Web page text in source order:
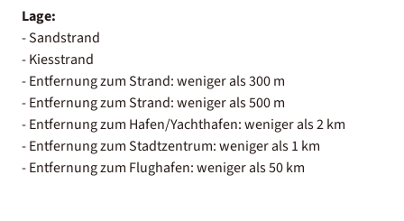
Lage:
- Sandstrand
- Kiesstrand
- Entfernung zum Strand: weniger als 300 m
- Entfernung zum Strand: weniger als 500 m
- Entfernung zum Hafen/Yachthafen: weniger als 2 km
- Entfernung zum Stadtzentrum: weniger als 1 km
- Entfernung zum Flughafen: weniger als 50 km